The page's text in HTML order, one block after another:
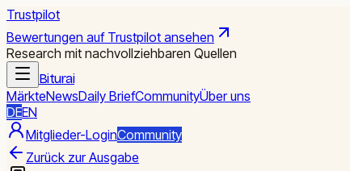
Trustpilot
Bewertungen auf Trustpilot ansehen
Research mit nachvollziehbaren Quellen
Biturai
MärkteNewsDaily BriefCommunityÜber uns
DEEN
Mitglieder-LoginCommunity
Zurück zur Ausgabe